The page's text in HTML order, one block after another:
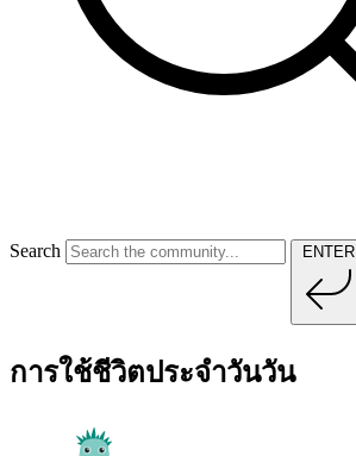
Search ENTER
การใช้ชีวิตประจำวันวัน